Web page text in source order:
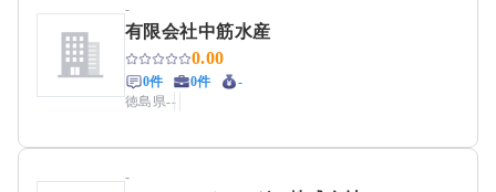
-
有限会社中筋水産
0.00
0件 0件
-
徳島県--
-